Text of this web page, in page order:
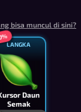
bisa muncul di sini?
LANGKA
Daun
Semak